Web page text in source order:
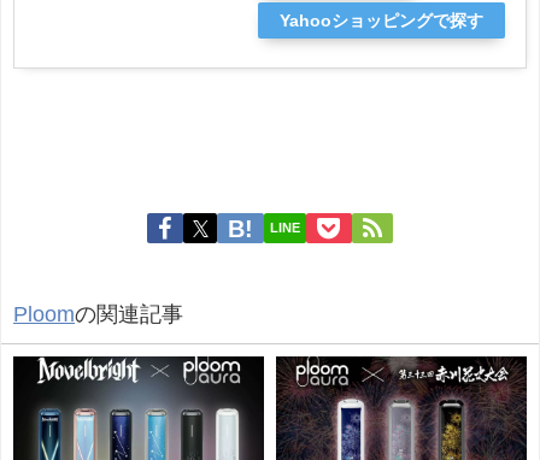
Yahooショッピングで探す
LINE
Ploomの関連記事